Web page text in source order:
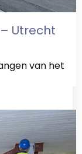
Utrecht
van het